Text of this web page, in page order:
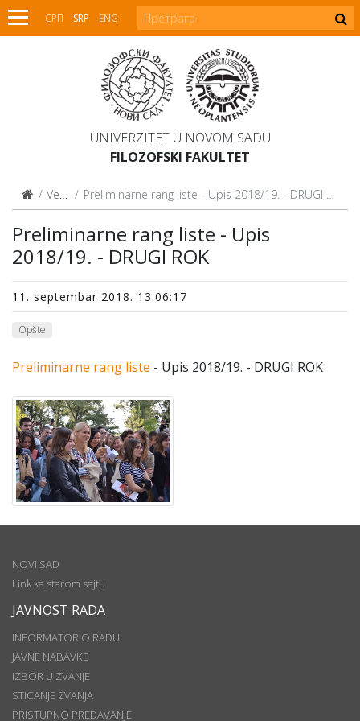
СРП SRP ENG
UNIVERZITET U NOVOM SADU
FILOZOFSKI FAKULTET
Vesti Preliminarne rang liste - Upis 2018/19. - DRUGI ROK
Preliminarne rang liste - Upis
2018/19. - DRUGI ROK
11. septembar 2018. 13:06:17
Opšte
Preliminarne rang liste - Upis 2018/19. - DRUGI ROK
NOVI SAD
Link ka starom sajtu
JAVNOST RADA
INFORMATOR O RADU
JAVNE NABAVKE
IZBOR U ZVANJE
STICANJE ZVANJA
PRISTUPNO PREDAVANJE